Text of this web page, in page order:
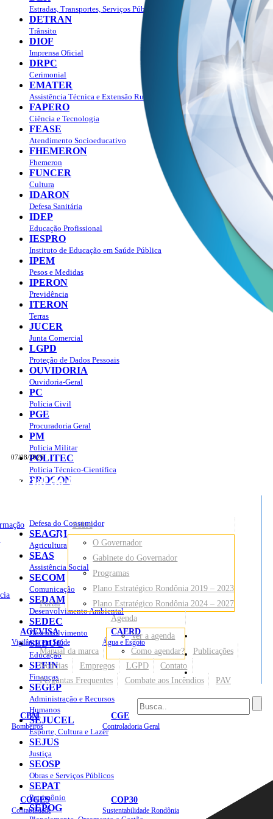
07/08/2026
Portal do Governo do
Rondônia
AGEVISA
Vigilância em Saúde
CAERD
Água e Esgoto
CBM
Bombeiros
CGE
Controladoria Geral
COGES
Contabilidade
COP30
Sustentabilidade Rondônia
Sites
Portal
Sobre
O Governador
Gabinete do Governador
Programas
Plano Estratégico Rondônia 2019 – 2023
Plano Estratégico Rondônia 2024 – 2027
Manual da marca
Agenda
Ver a agenda
Como agendar?
Publicações
Notícias
Empregos LGPD
Contato
Perguntas Frequentes
Combate aos Incêndios PAV
Estradas, Transportes, Serviços Públicos
DETRAN
Trânsito
DIOF
Imprensa Oficial
DRPC
Cerimonial
EMATER
Assistência Técnica e Extensão Rural
FAPERO
Ciência e Tecnologia
FEASE
Atendimento Socioeducativo
FHEMERON
Fhemeron
FUNCER
Cultura
IDARON
Defesa Sanitária
IDEP
Educação Profissional
IESPRO
Instituto de Educação em Saúde Pública
IPEM
Pesos e Medidas
IPERON
Previdência
ITERON
Terras
JUCER
Junta Comercial
LGPD
Proteção de Dados Pessoais
OUVIDORIA
Ouvidoria-Geral
PC
Polícia Civil
PGE
Procuradoria Geral
PM
Polícia Militar
POLITEC
Polícia Técnico-Científica
PROCON
Defesa do Consumidor
SEAGRI
Agricultura
SEAS
Assistência Social
SECOM
Comunicação
SEDAM
Desenvolvimento Ambiental
SEDEC
Desenvolvimento
SEDUC
Educação
SEFIN
Finanças
SEGEP
Administração e Recursos
Humanos
SEJUCEL
Esporte, Cultura e Lazer
SEJUS
Justiça
SEOSP
Obras e Serviços Públicos
SEPAT
Patrimônio
SEPOG